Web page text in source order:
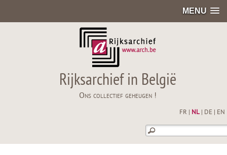
MENU
Rijksarchief in België
Ons collectief geheugen !
FR NL| DE EN